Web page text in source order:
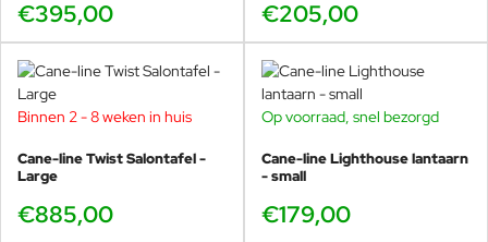
€395,00 €205,00
Binnen 2 - 8 weken in huis
Cane-line Twist Salontafel -
Large
€885,00
Op voorraad, snel bezorgd
Cane-line Lighthouse lantaarn
- small
€179,00